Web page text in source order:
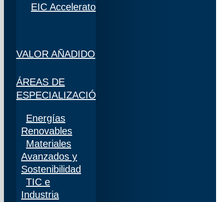
EIC Accelerator
VALOR AÑADIDO
ÁREAS DE
ESPECIALIZACIÓN
Energías
Renovables
Materiales
Avanzados y
Sostenibilidad
TIC e
Industria